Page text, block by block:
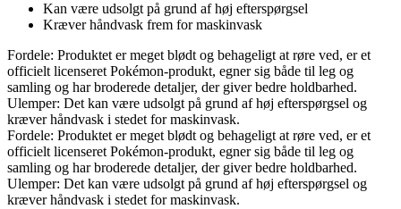
Kan være udsolgt på grund af høj efterspørgsel
Kræver håndvask frem for maskinvask
Fordele: Produktet er meget blødt og behageligt at røre ved, er et
officielt licenseret Pokémon-produkt, egner sig både til leg og
samling og har broderede detaljer, der giver bedre holdbarhed.
Ulemper: Det kan være udsolgt på grund af høj efterspørgsel og
kræver håndvask i stedet for maskinvask.
Fordele: Produktet er meget blødt og behageligt at røre ved, er et
officielt licenseret Pokémon-produkt, egner sig både til leg og
samling og har broderede detaljer, der giver bedre holdbarhed.
Ulemper: Det kan være udsolgt på grund af høj efterspørgsel og
kræver håndvask i stedet for maskinvask.